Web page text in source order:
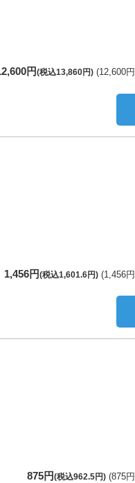
円(税込13,860円) 12,600円
1,456円(税込1,601.6円) 1,456円
875円(税込962.5円) 875円